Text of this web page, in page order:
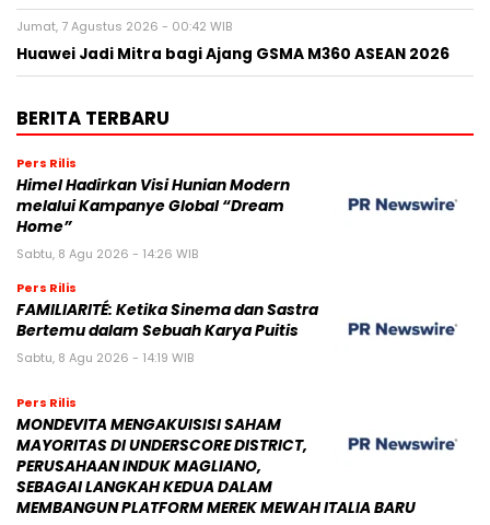
Jumat, 7 Agustus 2026 - 00:42 WIB
Huawei Jadi Mitra bagi Ajang GSMA M360 ASEAN 2026
BERITA TERBARU
Pers Rilis
Himel Hadirkan Visi Hunian Modern
melalui Kampanye Global “Dream
Home”
Sabtu, 8 Agu 2026 - 14:26 WIB
Pers Rilis
FAMILIARITÉ: Ketika Sinema dan Sastra
Bertemu dalam Sebuah Karya Puitis
Sabtu, 8 Agu 2026 - 14:19 WIB
Pers Rilis
MONDEVITA MENGAKUISISI SAHAM
MAYORITAS DI UNDERSCORE DISTRICT,
PERUSAHAAN INDUK MAGLIANO,
SEBAGAI LANGKAH KEDUA DALAM
MEMBANGUN PLATFORM MEREK MEWAH ITALIA BARU